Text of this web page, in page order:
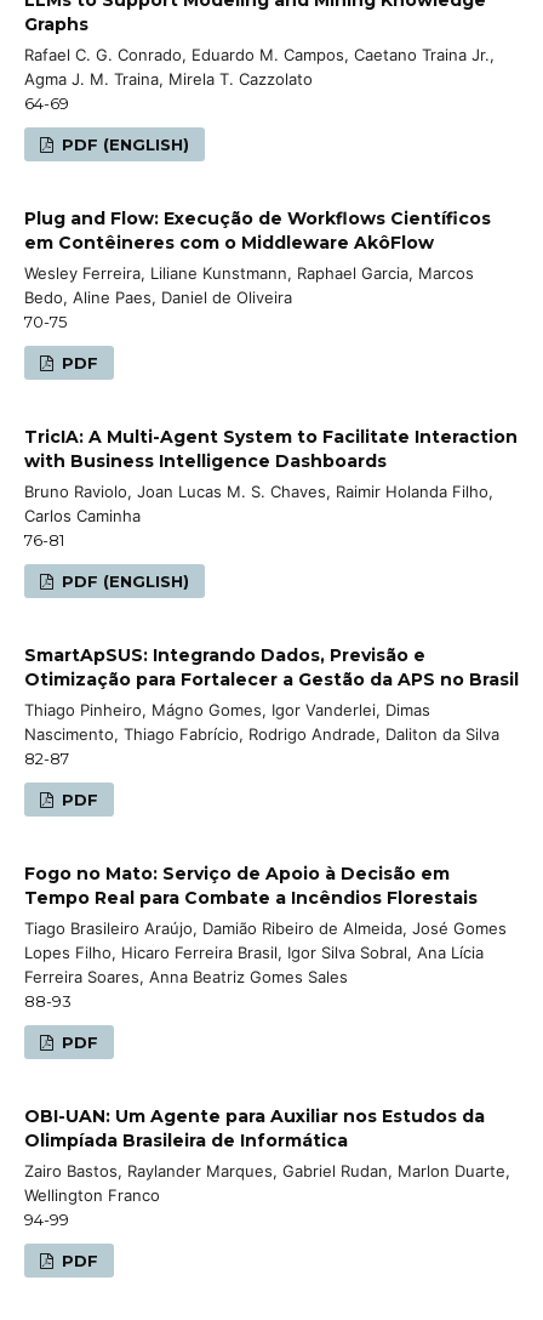
Graphs
Rafael C. G. Conrado, Eduardo M. Campos, Caetano Traina Jr.,
Agma J. M. Traina, Mirela T. Cazzolato
64-69
PDF (ENGLISH)
Plug and Flow: Execução de Workflows Científicos
em Contêineres com o Middleware AkôFlow
Wesley Ferreira, Liliane Kunstmann, Raphael Garcia, Marcos
Bedo, Aline Paes, Daniel de Oliveira
70-75
PDF
TricIA: A Multi-Agent System to Facilitate Interaction
with Business Intelligence Dashboards
Bruno Raviolo, Joan Lucas M. S. Chaves, Raimir Holanda Filho,
Carlos Caminha
76-81
PDF (ENGLISH)
SmartApSUS: Integrando Dados, Previsão e
Otimização para Fortalecer a Gestão da APS no Brasil
Thiago Pinheiro, Mágno Gomes, Igor Vanderlei, Dimas
Nascimento, Thiago Fabrício, Rodrigo Andrade, Daliton da Silva
82-87
PDF
Fogo no Mato: Serviço de Apoio à Decisão em
Tempo Real para Combate a Incêndios Florestais
Tiago Brasileiro Araújo, Damião Ribeiro de Almeida, José Gomes
Lopes Filho, Hicaro Ferreira Brasil, Igor Silva Sobral, Ana Lícia
Ferreira Soares, Anna Beatriz Gomes Sales
88-93
PDF
OBI-UAN: Um Agente para Auxiliar nos Estudos da
Olimpíada Brasileira de Informática
Zairo Bastos, Raylander Marques, Gabriel Rudan, Marlon Duarte,
Wellington Franco
94-99
PDF